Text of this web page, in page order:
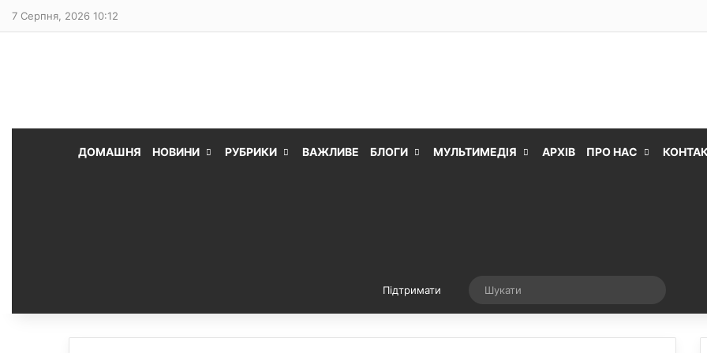
7 Серпня, 2026 10:12
ДОМАШНЯ НОВИНИ РУБРИКИ ВАЖЛИВЕ БЛОГИ МУЛЬТИМЕДІЯ АРХІВ ПРО НАС
Підтримати Випадкова стаття